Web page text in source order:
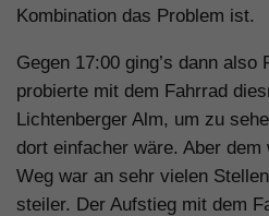
Kombination das Problem ist.
Gegen 17:00 ging’s dann also
probierte mit dem Fahrrad
Lichtenberger Alm, um zu
dort einfacher wäre. Aber
Weg war an sehr vielen
steiler. Der Aufstieg mit dem